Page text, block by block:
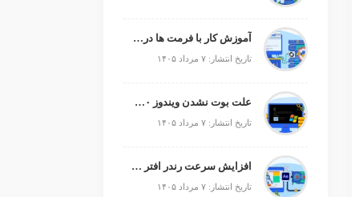
آموزش کار با فرمت ها در پایتون
تاریخ انتشار: ۷ مرداد ۱۴۰۵
علت بوت نشدن ویندوز ۱۰ و ۱۱ + آموزش رفع مشکل (راهنمای گام‌به‌گام)
تاریخ انتشار: ۷ مرداد ۱۴۰۵
افزایش سرعت رندر افتر افکت؛ رفع کندی After Effects
تاریخ انتشار: ۷ مرداد ۱۴۰۵